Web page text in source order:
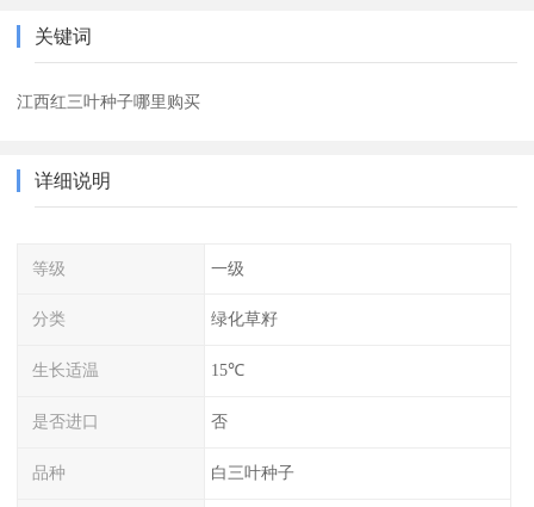
关键词
江西红三叶种子哪里购买
详细说明
等级 一级
分类 绿化草籽
生长适温 15℃
是否进口 否
品种 白三叶种子